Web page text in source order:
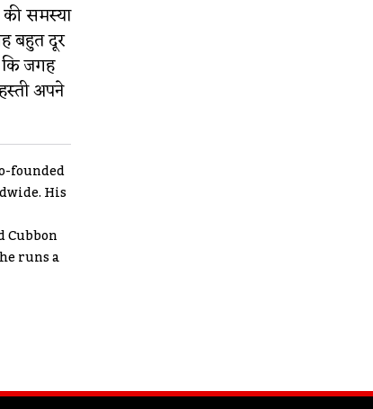
समस्या
बहुत दूर
जगह
अपने
founded
His
Cubbon
runs a